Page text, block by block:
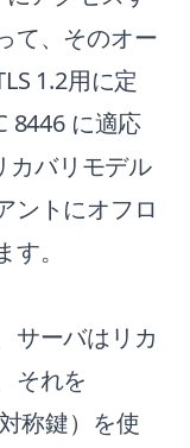
て、そのオー
1.2用に定
8446に適応
カバリモデル
ントにオフロ
。
サーバはリカ
それを
称鍵）を使